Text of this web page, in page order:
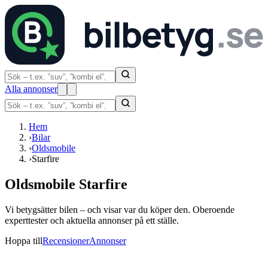
Alla annonser
Hem
›Bilar
›Oldsmobile
›Starfire
Oldsmobile Starfire
Vi betygsätter bilen – och visar var du köper den. Oberoende
experttester och aktuella annonser på ett ställe.
Hoppa tillRecensionerAnnonser